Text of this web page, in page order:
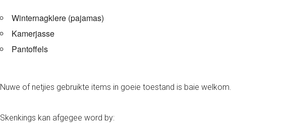
Winternagklere (pajamas)
Kamerjasse
Pantoffels
Nuwe of netjies gebruikte items in goeie toestand is baie welkom.
Skenkings kan afgegee word by: